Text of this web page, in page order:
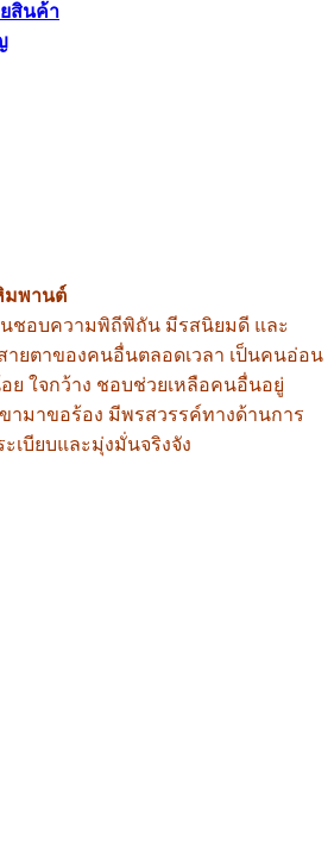
สินค้า
มพานต์
ชอบความพิถีพิถัน มีรสนิยมดี และ
ายตาของคนอื่นตลอดเวลา เป็นคนอ่อน
ย ใจกว้าง ชอบช่วยเหลือคนอื่นอยู่
ามาขอร้อง มีพรสวรรค์ทางด้านการ
เบียบและมุ่งมั่นจริงจัง